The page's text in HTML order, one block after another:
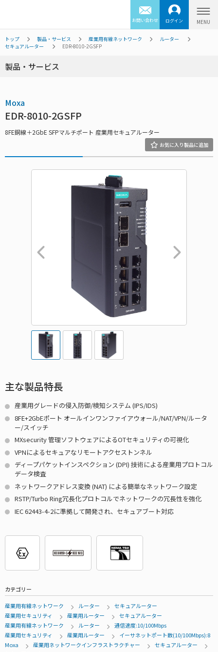
お問い合わせ ログイン
トップ 製品・サービス 産業用有線ネットワーク
ルーター
セキュアルーター
EDR-8010-2GSFP
製品・サービス
Moxa
EDR-8010-2GSFP
8FE銅線＋2GbE SFPマルチポート 産業用セキュアルーター
主な製品特長
産業用グレードの侵入防御/検知システム (IPS/IDS)
8FE+2GbEポート オールインワンファイアウォール/NAT/VPN/ルータ
ー/スイッチ
MXsecurity 管理ソフトウェアによるOTセキュリティの可視化
VPNによるセキュアなリモートアクセストンネル
ディープパケットインスペクション (DPI) 技術による産業用プロトコル
データ検査
ネットワークアドレス変換 (NAT) による簡単なネットワーク設定
RSTP/Turbo Ring冗長化プロトコルでネットワークの冗長性を強化
IEC 62443-4-2に準拠して開発され、セキュアブート対応
カテゴリー
産業用有線ネットワーク ルーター
セキュアルーター
産業用セキュリティ
産業用ルーター
セキュアルーター
産業用有線ネットワーク
ルーター
通信速度:10/100Mbps
産業用セキュリティ
産業用ルーター
イーサネットポート数(10/100Mbps):8
Moxa
産業用ネットワークインフラストラクチャー
セキュアルーター